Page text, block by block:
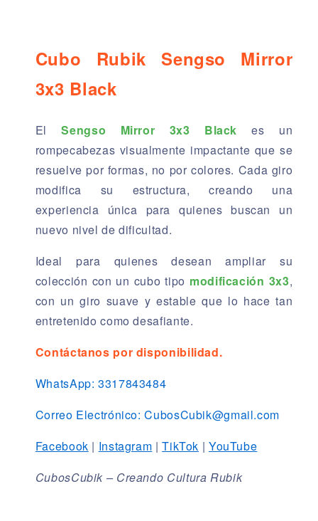
Cubo Rubik Sengso Mirror
3x3 Black
ElSengso Mirror 3x3 Black es un
rompecabezas visualmente impactante que se
resuelve por formas, no por colores. Cada giro
modifica su estructura, creando una
experiencia única para quienes buscan un
nuevo nivel de dificultad.
Ideal para quienes desean ampliar su
colección con un cubo tipo modificación 3x3,
con un giro suave y estable que lo hace tan
entretenido como desafiante.
Contáctanos por disponibilidad.
WhatsApp: 3317843484
Correo Electrónico: CubosCubik@gmail.com
Facebook | Instagram |TikTok | YouTube
CubosCubik – Creando Cultura Rubik